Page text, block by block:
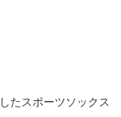
たスポーツソックス